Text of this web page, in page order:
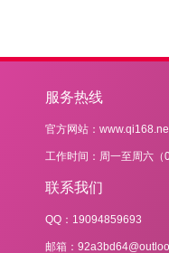
服务热线
官方网站：
工作时间：周一至周六（
联系我们
QQ：19094859693
邮箱：